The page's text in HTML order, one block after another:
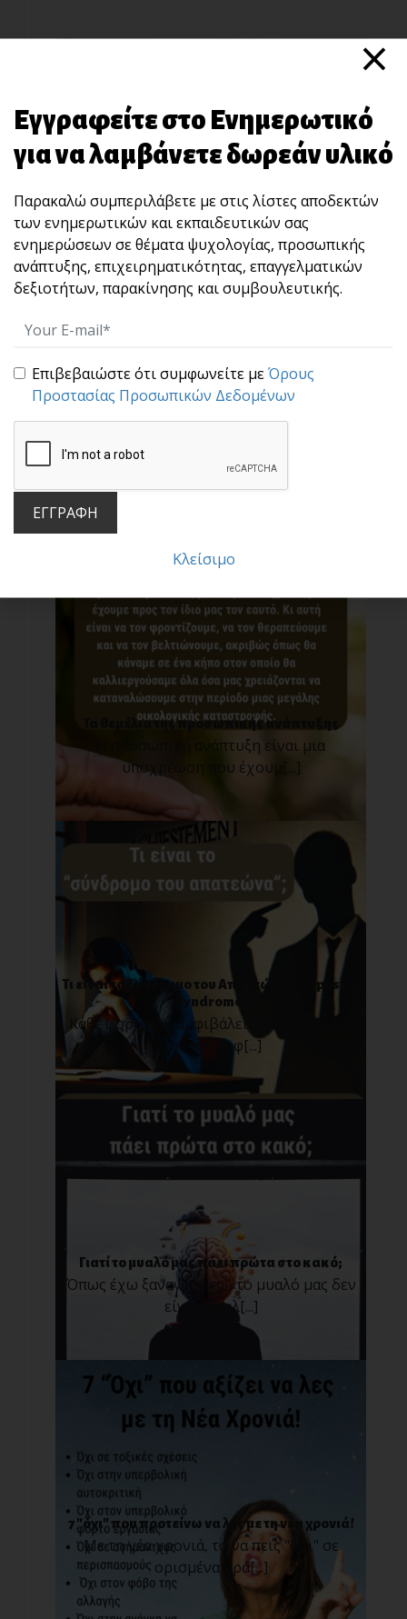
Μάθε να Ζεις – Όχι Μόνο να Αντέχεις!
Υπάρχει μια φράση που με "διαπερνάει" κάθε
φορά πο[...]
Για την αληθινή ευτυχία
Σε έναν κόσμο που προχωράει με ιλιγγιώδη
Τα θεμέλια της προσωπικής ανάπτυξης
Η προσωπική ανάπτυξη είναι μια
υποχρέωση που έχουμ[...]
Τι είναι το Σύνδρομο του Απατεώνα; (Impostor
Syndrome)
Κάθε φορά που αμφιβάλεις για τον εαυτό
σου και αμφ[...]
Γιατί το μυαλό μας πάει πρώτα στο κακό;
Όπως έχω ξαναγράψει, «το μυαλό μας δεν
είναι ο καλ[...]
7 "όχι" που προτείνω να λες με τη νέα χρονιά!
Με τη νέα χρονιά, το να πεις "όχι" σε
ορισμένα πρά[...]
×
Εγγραφείτε στο Ενημερωτικό
για να λαμβάνετε δωρεάν υλικό
Παρακαλώ συμπεριλάβετε με στις λίστες αποδεκτών
των ενημερωτικών και εκπαιδευτικών σας
ενημερώσεων σε θέματα ψυχολογίας, προσωπικής
ανάπτυξης, επιχειρηματικότητας, επαγγελματικών
δεξιοτήτων, παρακίνησης και συμβουλευτικής.
Επιβεβαιώστε ότι συμφωνείτε μεΌρους
Προστασίας Προσωπικών Δεδομένων
ΕΓΓΡΑΦΗ
Κλείσιμο